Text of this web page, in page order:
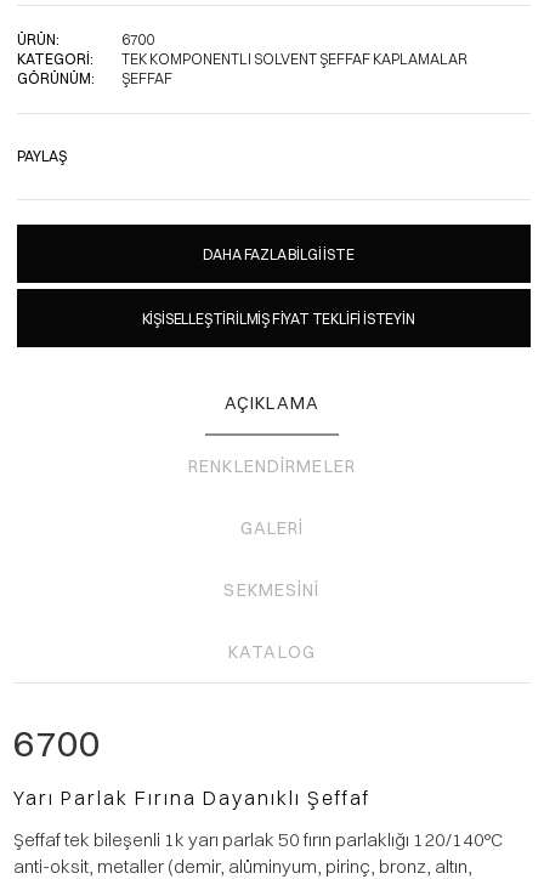
ÜRÜN:
6700
KATEGORI:
TEK KOMPONENTLI SOLVENT ŞEFFAF KAPLAMALAR
GÖRÜNÜM:
ŞEFFAF
PAYLAŞ
DAHA FAZLA BILGI İSTE
KIŞISELLEŞTIRILMIŞ FIYAT TEKLIFI ISTEYIN
AÇIKLAMA
RENKLENDIRMELER
GALERI
SEKMESINI
KATALOG
6700
Yarı Parlak Fırına Dayanıklı Şeffaf
Şeffaf tek bileşenli 1k yarı parlak 50 fırın parlaklığı 120/140°C
anti-oksit, metaller (demir, alüminyum, pirinç, bronz, altın,